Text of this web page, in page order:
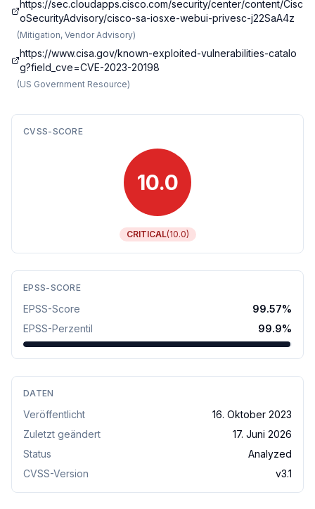
https://sec.cloudapps.cisco.com/security/center/content/Cisc
oSecurityAdvisory/cisco-sa-iosxe-webui-privesc-j22SaA4z
(Mitigation, Vendor Advisory)
https://www.cisa.gov/known-exploited-vulnerabilities-catalo
g?field_cve=CVE-2023-20198
(US Government Resource)
CVSS-SCORE
10.0
CRITICAL(10.0)
EPSS-SCORE
EPSS-Score 99.57%
EPSS-Perzentil
99.9%
DATEN
Veröffentlicht
16. Oktober 2023
Zuletzt geändert
17. Juni 2026
Status
Analyzed
CVSS-Version
v3.1